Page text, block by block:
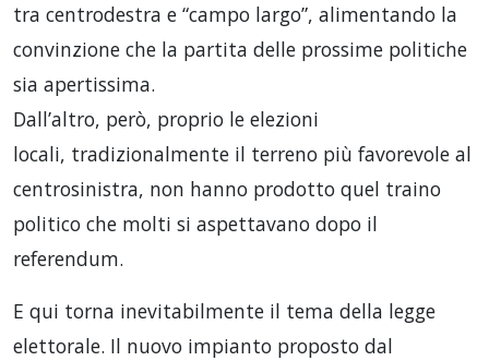
tra centrodestra e “campo largo”, alimentando la
convinzione che la partita delle prossime politiche
sia apertissima.
Dall’altro, però, proprio le elezioni
locali, tradizionalmente il terreno più favorevole al
centrosinistra, non hanno prodotto quel traino
politico che molti si aspettavano dopo il
referendum.
E qui torna inevitabilmente il tema della legge
elettorale. Il nuovo impianto proposto dal